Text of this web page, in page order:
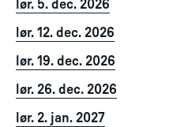
lør. 5. dec. 2026
lør. 12. dec. 2026
lør. 19. dec. 2026
lør. 26. dec. 2026
lør. 2. jan. 2027